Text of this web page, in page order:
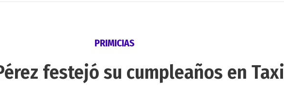
PRIMICIAS
festejó su cumpleaños en Taxi